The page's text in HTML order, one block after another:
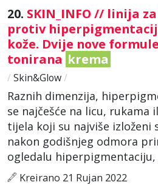
20. SKIN_INFO // linija
protiv
kože. Dvije nove
tonirana krema
/ Skin&Glow/
Raznih dimenzija,
se najčešće na licu, rukama
tijela koji su najviše izloženi
nakon godišnjeg odmora
ogledalu hiperpigmentaciju,
Kreirano 21 Rujan 2022